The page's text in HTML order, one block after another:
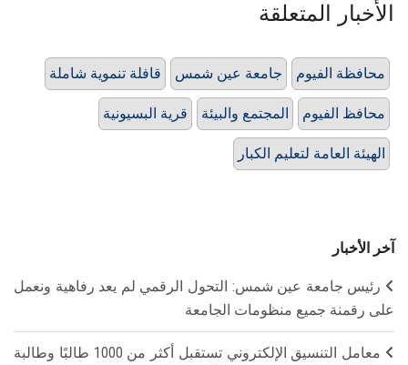
الأخبار المتعلقة
قافلة تنموية شاملة جامعة عين شمس محافظة الفيوم
قرية البسيونية المجتمع والبيئة محافظ الفيوم
الهيئة العامة لتعليم الكبار
آخر الأخبار
رئيس جامعة عين شمس: التحول الرقمي لم يعد رفاهية ونعمل
على رقمنة جميع منظومات الجامعة
معامل التنسيق الإلكتروني تستقبل أكثر من 1000 طالبًا وطالبة